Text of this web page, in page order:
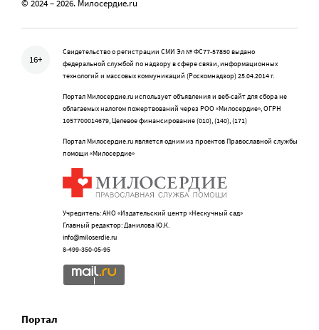
© 2024 – 2026. Милосердие.ru
16+
Свидетельство о регистрации СМИ Эл № ФС77-57850 выдано
федеральной службой по надзору в сфере связи, информационных
технологий и массовых коммуникаций (Роскомнадзор) 25.04.2014 г.
Портал Милосердие.ru использует объявления и веб-сайт для сбора не
облагаемых налогом пожертвований через РОО «Милосердие», ОГРН
1057700014679, Целевое финансирование (010), (140), (171)
Портал Милосердие.ru является одним из проектов Православной службы
помощи «Милосердие»
Учредитель: АНО «Издательский центр «Нескучный сад»
Главный редактор: Данилова Ю.К.
info@miloserdie.ru
8-499-350-05-95
Портал